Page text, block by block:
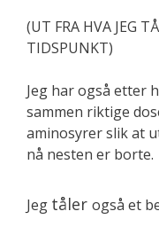
(UT FRA HVA JEG
TIDSPUNKT)
Jeg har også etter
sammen riktige
aminosyrer slik at
nå nesten er borte.
Jeg tåler også et